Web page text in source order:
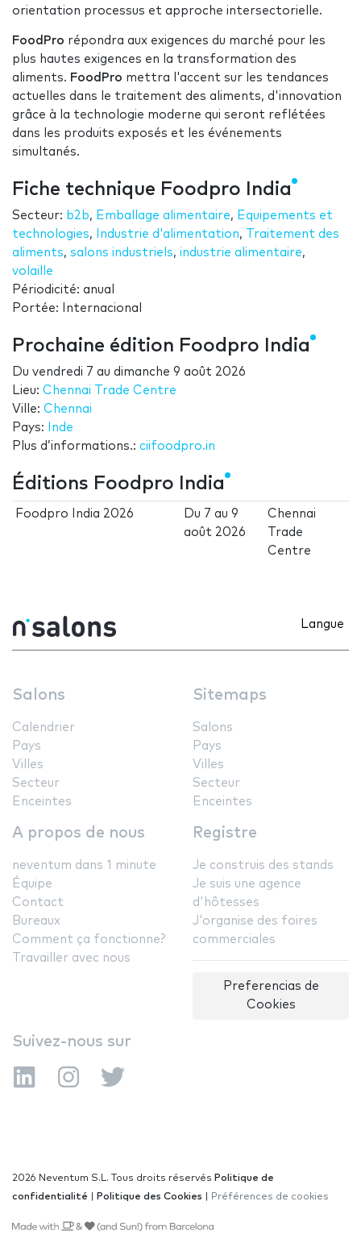
orientation processus et approche intersectorielle.
FoodPro répondra aux exigences du marché pour les
plus hautes exigences en la transformation des
aliments. FoodPro mettra l'accent sur ​​les tendances
actuelles dans le traitement des aliments, d'innovation
grâce à la technologie moderne qui seront reflétées
dans les produits exposés et les événements
simultanés.
Fiche technique Foodpro India
Secteur: b2b, Emballage alimentaire, Equipements et
technologies, Industrie d'alimentation,
Traitement des
aliments, salons industriels, industrie alimentaire,
volaille
Périodicité: anual
Portée: Internacional
Prochaine édition Foodpro India
Du vendredi 7 au dimanche 9 août 2026
Lieu: Chennai Trade Centre
Ville: Chennai
Pays:
Inde
Plus d’informations.: ciifoodpro.in
Éditions Foodpro India
Foodpro India 2026 Du 7 au9
août 2026
Chennai
Trade
Centre
Langue
Salons
Calendrier
Pays
Villes
Secteur
Enceintes
Sitemaps
Salons
Pays
Villes
Secteur
Enceintes
A propos de nous
neventum dans 1 minute
Équipe
Contact
Bureaux
Comment ça fonctionne?
Travailler avec nous
Registre
Je construis des stands
Je suis une agence
d'hôtesses
J'organise des foires
commerciales
Preferencias de
Cookies
Suivez-nous sur
2026 Neventum S.L. Tous droits réservés Politique de
confidentialité
Politique des Cookies Préférences de cookies